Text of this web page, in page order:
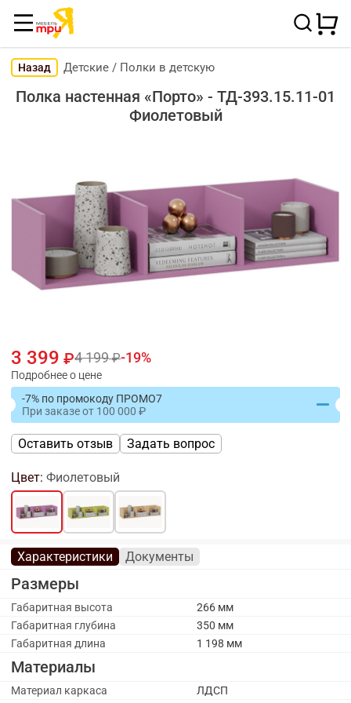
Назад Детские / Полки в детскую
Полка настенная «Порто» - ТД-393.15.11-01
Фиолетовый
3 399 4 199 19
Подробнее о цене
-7% по промокоду ПРОМО7
При заказеот 100 000
Оставить отзыв Задать вопрос
Цвет: Фиолетовый
Характеристики Документы
Размеры
Габаритная высота
266 мм
Габаритная глубина
350 мм
Габаритная длина
1 198 мм
Материалы
Материал каркаса
ЛДСП